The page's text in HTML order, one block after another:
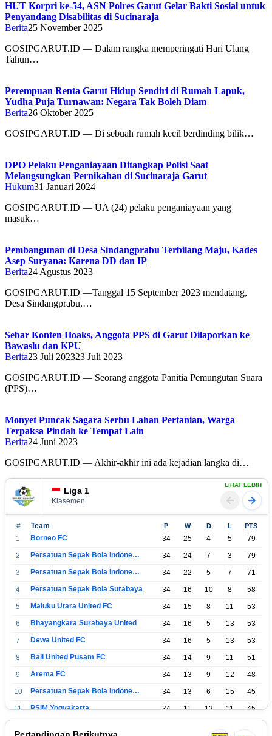
HUT Korpri ke-54, ASN Polres Garut Gelar Bakti Sosial untuk
Penyandang Disabilitas di Sucinaraja
Berita25 November 2025
GOSIPGARUT.ID — Dalam rangka memperingati Hari Ulang
Tahun…
Perempuan Renta Garut Hidup Sendiri di Rumah Lapuk,
Yudha Puja Turnawan: Negara Tak Boleh Diam
Berita26 Oktober 2025
GOSIPGARUT.ID — Di sebuah rumah kecil berdinding bilik…
DPO Pelaku Penganiayaan Ditangkap Polisi Saat
Melangsungkan Pernikahan di Sucinaraja Garut
Hukum31 Januari 2024
GOSIPGARUT.ID — UA (24) pelaku penganiayaan yang
masuk…
Pembangunan di Desa Sindangprabu Terbilang Maju, Kades
Asep Suryana: Karena DD dan IP
Berita24 Agustus 2023
GOSIPGARUT.ID —Tanggal 15 September 2023 mendatang,
Desa Sindangprabu,…
Sebar Konten Hoaks, Anggota PPS di Garut Dilaporkan ke
Bawaslu dan KPU
Berita23 Juli 202323 Juli 2023
GOSIPGARUT.ID — Seorang anggota Panitia Pemungutan Suara
(PPS)…
Monyet Puncak Sagara Serbu Lahan Pertanian, Warga
Terpaksa Pindah ke Tempat Lain
Berita24 Juni 2023
GOSIPGARUT.ID — Akhir-akhir ini ada kejadian langka di…
Liga 1
Klasemen
LIHAT LEBIH
# Team P W D L PTS
1 Borneo FC 34 25 4 5
79
2
Persatuan Sepak Bola Indonesia Bandung 34 24 7 3
79
3
Persatuan Sepak Bola Indonesia Jakarta 34 22 5 7
71
4
Persatuan Sepak Bola Surabaya 34 16 10 8
58
5
Maluku Utara United FC 34 15 8 11
53
6
Bhayangkara Surabaya United 34 16 5 13
53
7
Dewa United FC 34 16 5 13
53
8
Bali United Pusam FC 34 14 9 11
51
9
Arema FC 34 13 9 12
48
10
Persatuan Sepak Bola Indonesia Tangerang 34 13 6 15
45
11
PSIM Yogyakarta 34 11 12 11
45